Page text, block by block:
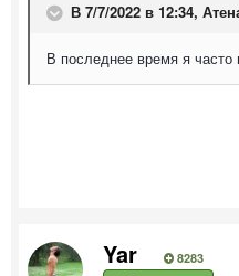
В 7/7/2022 в 12:34,
В последнее время я
Yar 8283